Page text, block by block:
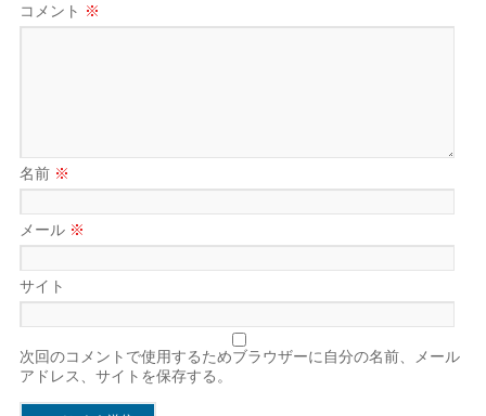
コメント ※
名前 ※
メール ※
サイト
次回のコメントで使用するためブラウザーに自分の名前、メール
アドレス、サイトを保存する。